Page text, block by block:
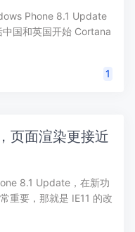
Phone 8.1 Update
国和英国开始 Cortana
1
页面渲染更接近
8.1 Update，在新功
重要，那就是 IE11 的改